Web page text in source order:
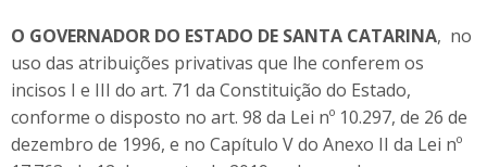
O GOVERNADOR DO ESTADO DE SANTA CATARINA, no
uso das atribuições privativas que lhe conferem os
incisos I e III do art. 71 da Constituição do Estado,
conforme o disposto no art. 98 da Lei nº 10.297, de 26 de
dezembro de 1996, e no Capítulo V do Anexo II da Lei nº